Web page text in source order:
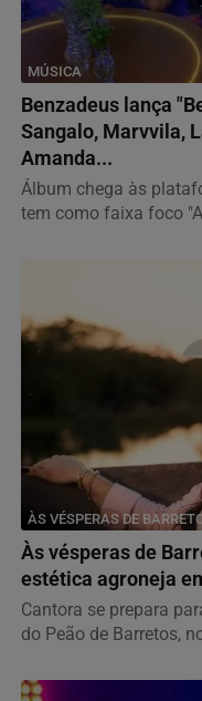
MÚSICA
Benzadeus lança
Sangalo, Marvvila,
Amanda...
Álbum chega às
tem como faixa foco
ÀS VÉSPERAS DE
Às vésperas de
estética agroneja
Cantora se prepara
do Peão de Barretos,